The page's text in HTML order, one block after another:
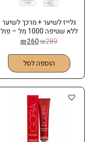
גלייז לשיער + מרכך לשיער
ללא שטיפה 1000 מל – פול
מיטשל
₪289
₪260
הוספה לסל